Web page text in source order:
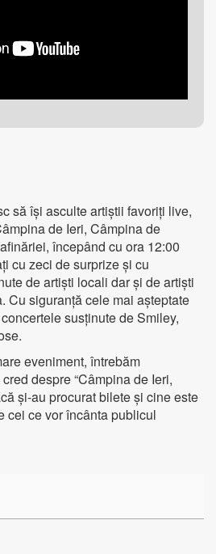
să își asculte artiștii favoriți live,
de Ieri, Câmpina de
începând cu ora 12:00
cu zeci de surprize și cu
de artiști locali dar și de artiști
Cu siguranță cele mai așteptate
susținute de Smiley,
eveniment, întrebăm
despre “Câmpina de Ieri,
și-au procurat bilete și cine este
cei ce vor încânta publicul